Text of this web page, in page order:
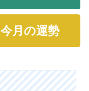
今月の運勢